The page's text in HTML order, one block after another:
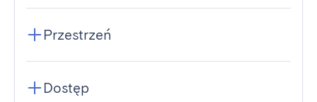
Przestrzeń
Dostęp